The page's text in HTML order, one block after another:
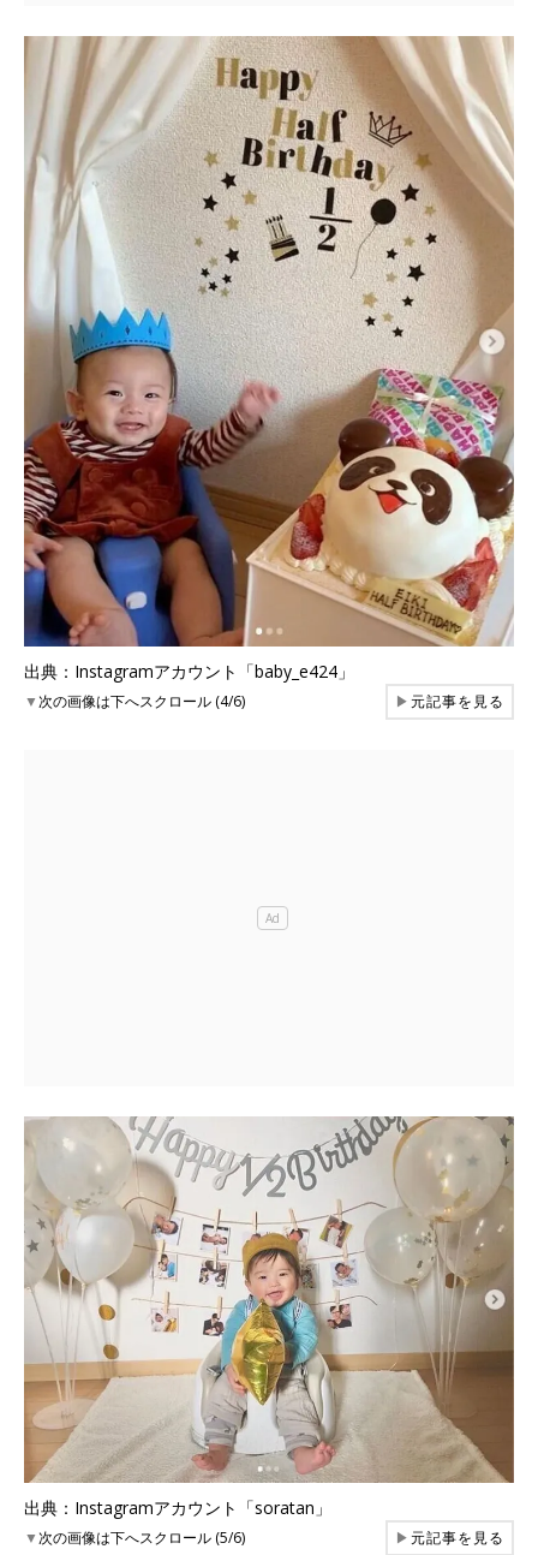
出典：Instagramアカウント「baby_e424」
▼次の画像は下へスクロール (4/6) ▶元記事を見る
出典：Instagramアカウント「soratan」
▼次の画像は下へスクロール (5/6) ▶元記事を見る